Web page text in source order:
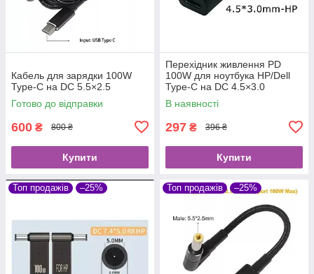
Кабель для зарядки 100W
Type-C на DC 5.5×2.5
Готово до відправки
600 ₴ 800 ₴
Купити
Перехідник живлення PD
100W для ноутбука HP/Dell
Type-C на DC 4.5×3.0
В наявності
297 ₴ 396 ₴
Купити
Топ продажів –25% Топ продажів –25%